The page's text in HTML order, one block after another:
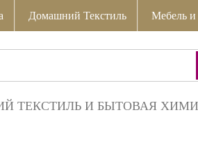
Домашний Текстиль Мебель и
ТЕКСТИЛЬ И БЫТОВАЯ